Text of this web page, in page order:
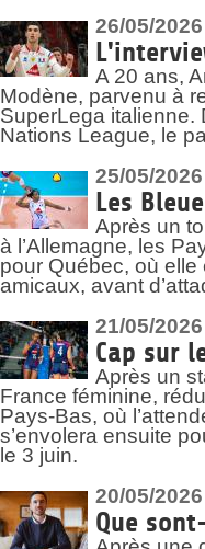
26/05/2026
A 20 ans,
Modène, parvenu à
SuperLega italienne.
Nations League, le
25/05/2026
Les
Après un
à l’Allemagne, les
pour Québec, où
amicaux, avant
21/05/2026
Cap sur
Après un
France féminine,
Pays-Bas, où
s’envolera ensuite
le 3 juin.
20/05/2026
Que